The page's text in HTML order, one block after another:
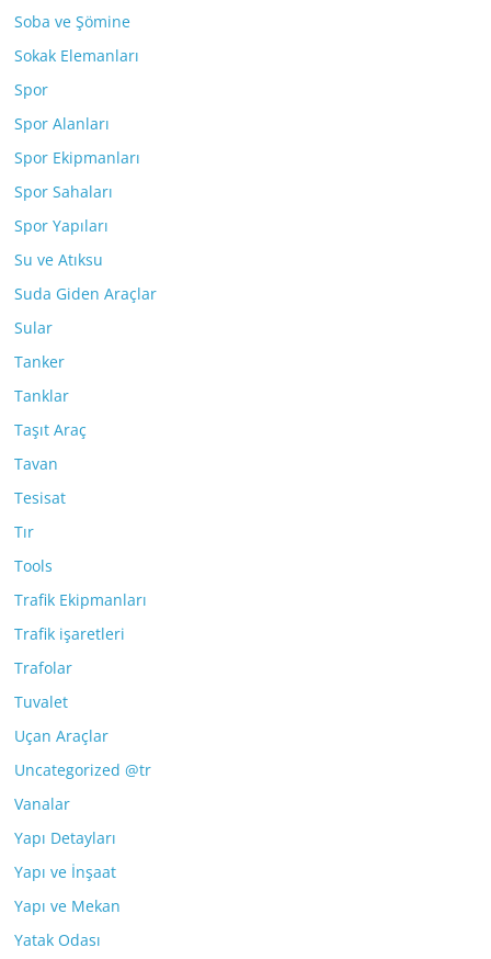
Soba ve Şömine
Sokak Elemanları
Spor
Spor Alanları
Spor Ekipmanları
Spor Sahaları
Spor Yapıları
Su ve Atıksu
Suda Giden Araçlar
Sular
Tanker
Tanklar
Taşıt Araç
Tavan
Tesisat
Tır
Tools
Trafik Ekipmanları
Trafik işaretleri
Trafolar
Tuvalet
Uçan Araçlar
Uncategorized @tr
Vanalar
Yapı Detayları
Yapı ve İnşaat
Yapı ve Mekan
Yatak Odası